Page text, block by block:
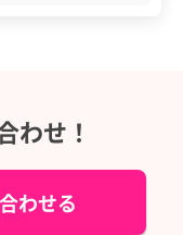
わせ！
わせる